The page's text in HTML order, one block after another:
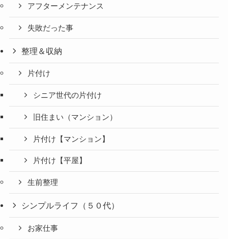
アフターメンテナンス
失敗だった事
整理＆収納
片付け
シニア世代の片付け
旧住まい（マンション）
片付け【マンション】
片付け【平屋】
生前整理
シンプルライフ（５０代）
お家仕事